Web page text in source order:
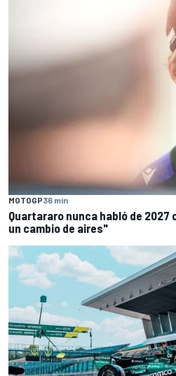
MOTOGP36 min
Quartararo nunca habló de 2027
un cambio de aires"